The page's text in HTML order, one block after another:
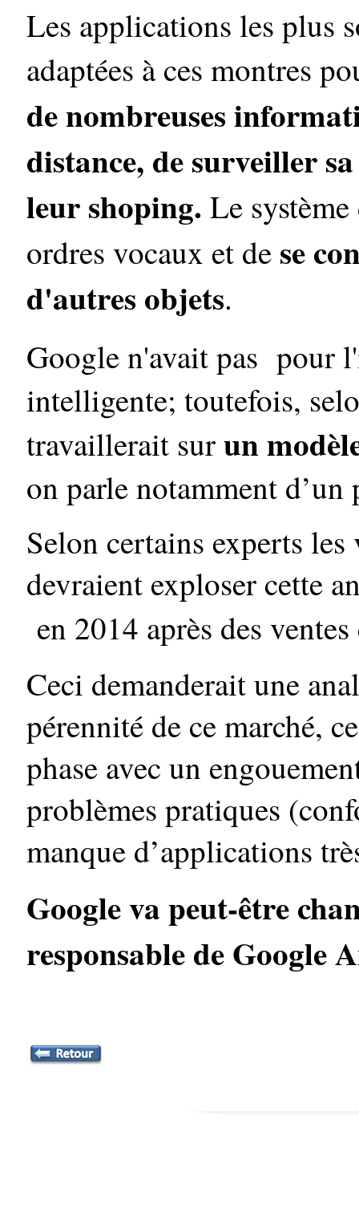
Les applications les plus
adaptées à ces montres
de nombreuses
distance, de surveiller
leur shoping. Le
ordres vocaux et de se
d'autres objets.
Google n'avait pas pour
intelligente; toutefois,
travaillerait surun
on parle notamment
Selon certains experts
devraient exploser cette
en 2014 après des
Ceci demanderait une
pérennité de ce marché,
phase avec un
problèmes pratiques
manque d’applications
Google va peut-être
responsable de Google